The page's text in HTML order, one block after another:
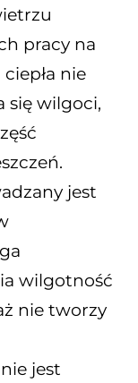
pracy na
nie
się wilgoci,
jest
wilgotność
nie tworzy
jest